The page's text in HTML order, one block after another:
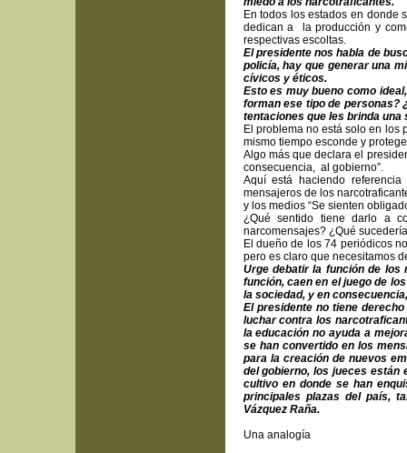
En todos los estados en donde
dedican a la producción y
respectivas escoltas.
El presidente nos habla de
policía, hay que generar una
cívicos y éticos.
Esto es muy bueno como
forman ese tipo de personas?
tentaciones que les brinda
El problema no está solo en los
mismo tiempo esconde y
Algo más que declara el
consecuencia, al gobierno”.
Aquí está haciendo
mensajeros de los
y los medios “Se sienten
¿Qué sentido tiene darlo a
narcomensajes? ¿Qué
El dueño de los 74 periódicos
pero es claro que necesitamos
Urge debatir la función de los
función, caen en el juego de
la sociedad, y en
El presidente no tiene
luchar contra los
la educación no ayuda a
se han convertido en los
para la creación de nuevos
del gobierno, los jueces están
cultivo en donde se han
principales plazas del país,
Vázquez Raña.
Una analogía